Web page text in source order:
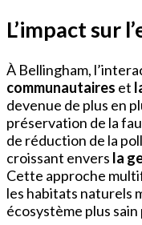
L’impact sur
À Bellingham,
communautaires et
devenue de plus en
préservation de la
de réduction de la
croissant envers la
Cette approche
les habitats naturels
écosystème plus